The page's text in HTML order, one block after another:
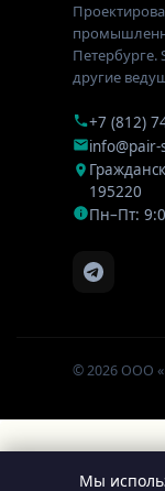
Петербурге.
другие
+7 (812)
195220
Пн–Пт:
© 2026 ООО
Мы